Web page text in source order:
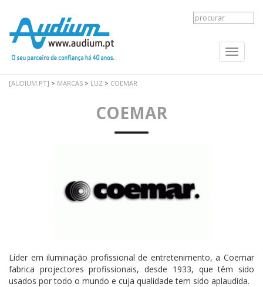
Toggle
[AUDIUM.PT] > MARCAS > LUZ > COEMAR
COEMAR
Líder em iluminação profissional de entretenimento, a Coemar
fabrica projectores profissionais, desde 1933, que têm sido
usados por todo o mundo e cuja qualidade tem sido aplaudida.